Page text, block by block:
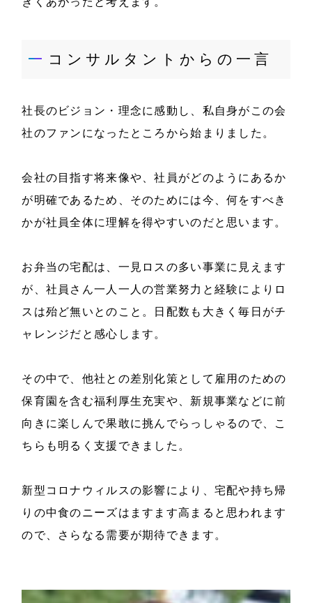
コンサルタントからの一言
社長のビジョン・理念に感動し、私自身がこの会
社のファンになったところから始まりました。
会社の目指す将来像や、社員がどのようにあるか
が明確であるため、そのためには今、何をすべき
かが社員全体に理解を得やすいのだと思います。
お弁当の宅配は、一見ロスの多い事業に見えます
が、社員さん一人一人の営業努力と経験によりロ
スは殆ど無いとのこと。日配数も大きく毎日がチ
ャレンジだと感心します。
その中で、他社との差別化策として雇用のための
保育園を含む福利厚生充実や、新規事業などに前
向きに楽しんで果敢に挑んでらっしゃるので、こ
ちらも明るく支援できました。
新型コロナウィルスの影響により、宅配や持ち帰
りの中食のニーズはますます高まると思われます
ので、さらなる需要が期待できます。